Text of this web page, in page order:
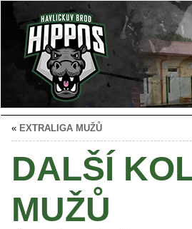
« EXTRALIGA MUŽŮ
DALŠÍ
MUŽŮ